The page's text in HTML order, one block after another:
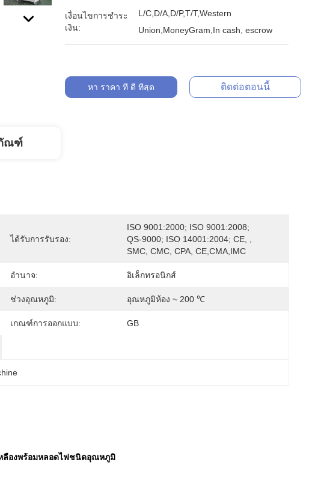
เงื่อนไขการชำระ
เงิน:
L/C,D/A,D/P,T/T,Western
Union,MoneyGram,In cash, escrow
หา ราคา ที่ ดี ที่สุด ติดต่อตอนนี้
ณฑ์
ได้รับการรับรอง:
ISO 9001:2000; ISO 9001:2008;
QS-9000; ISO 14001:2004; CE, ,
SMC, CMC, CPA, CE,CMA,IMC
อำนาจ: อิเล็กทรอนิกส์
ช่วงอุณหภูมิ: อุณหภูมิห้อง ~ 200 ℃
เกณฑ์การออกแบบ: GB
ลืองพร้อมหลอดไฟชนิดอุณหภูมิ